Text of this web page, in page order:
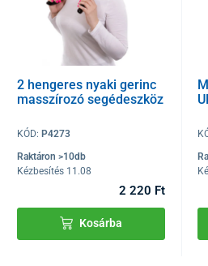
2 hengeres nyaki gerinc
masszírozó segédeszköz
KÓD: P4273
Raktáron >10db
Kézbesítés 11.08
2 220 Ft
Kosárba